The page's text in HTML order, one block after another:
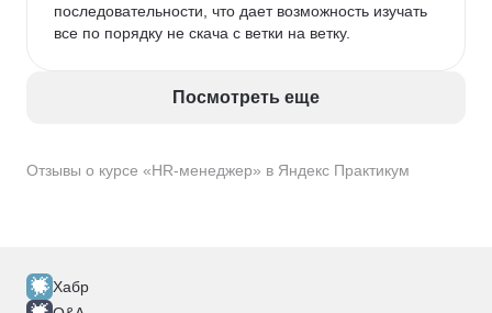
Отзывы о курсе «HR-менеджер» в Яндекс Практикум
последовательности, что дает возможность изучать
все по порядку не скача с ветки на ветку.
Посмотреть еще
Хабр